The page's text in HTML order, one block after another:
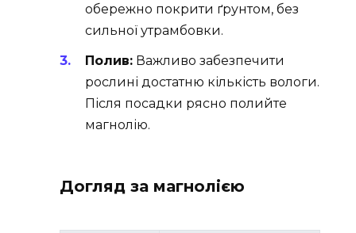
обережно покрити ґрунтом, без
сильної утрамбовки.
Полив: Важливо забезпечити
рослині достатню кількість вологи.
Після посадки рясно полийте
магнолію.
Догляд за магнолією